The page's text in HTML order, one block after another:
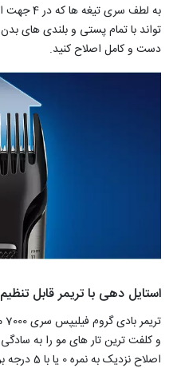
به لطف
تواند با تمام پستی و بلندی های
دست و کامل اصلاح کنید.
استایل دهی با تریمر قابل تنظیم
و کلفت ترین تار های مو را به